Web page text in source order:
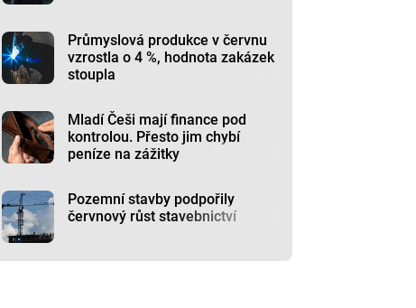
Průmyslová produkce v červnu
vzrostla o 4 %, hodnota zakázek
stoupla
Mladí Češi mají finance pod
kontrolou. Přesto jim chybí
peníze na zážitky
Pozemní stavby podpořily
červnový růst stavebnictví